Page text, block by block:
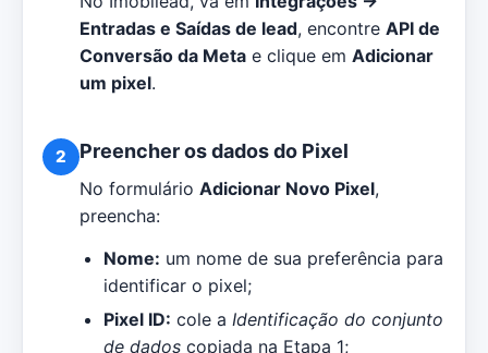
Entradas e Saídas de lead, encontre API de
Conversão da Meta e clique em Adicionar
um pixel.
2 Preencher os dados do Pixel
No formulário Adicionar Novo Pixel,
preencha:
Nome: um nome de sua preferência para
identificar o pixel;
Pixel ID: cole a Identificação do conjunto
de dados copiada na Etapa 1;